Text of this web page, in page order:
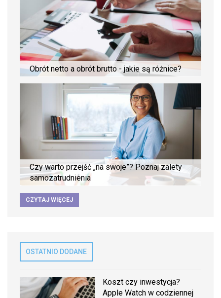
Obrót netto a obrót brutto - jakie są różnice?
Czy warto przejść „na swoje”? Poznaj zalety
samozatrudnienia
CZYTAJ WIĘCEJ
OSTATNIO DODANE
Koszt czy inwestycja?
Apple Watch w codziennej